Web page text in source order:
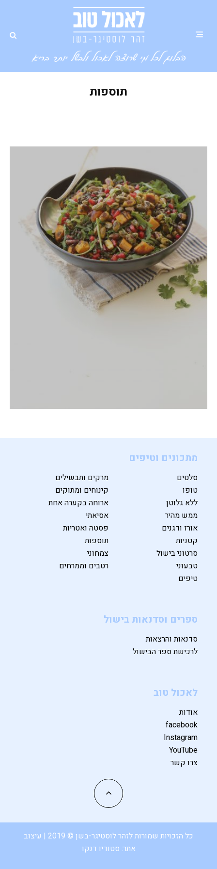
תוספות
מתכונים וטיפים
סלטים
מרקים ותבשילים
טופו
קינוחים ומתוקים
ללא גלוטן
ארוחה בקערה אחת
ממש מהיר
אסיאתי
אורז ודגנים
פסטה ואטריות
קטניות
תוספות
סרטוני בישול
צמחוני
טבעוני
רטבים וממרחים
טיפים
ספרים וסדנאות בישול
סדנאות והרצאות
לרכישת ספר הבישול
לאכול טוב
אודות
facebook
Instagram
YouTube
צרו קשר
כל הזכויות שמורות לזהר לוסטיגר-בשן © 2019 | עיצוב
אתר: סטודיו דנקו